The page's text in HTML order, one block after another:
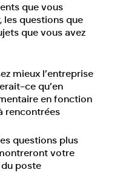
que vous
les questions que
que vous avez
mieux l’entreprise
ce qu’en
en fonction
rencontrées
questions plus
votre
poste